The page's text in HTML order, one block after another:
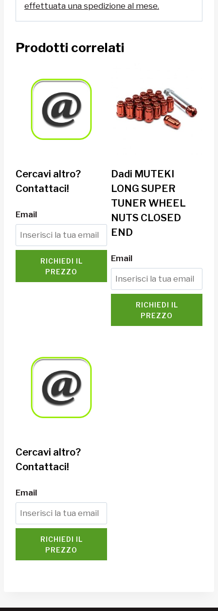
effettuata una spedizione al mese.
Prodotti correlati
Cercavi altro?
Contattaci!
Email
RICHIEDI IL
PREZZO
Dadi MUTEKI
LONG SUPER
TUNER WHEEL
NUTS CLOSED
END
Email
RICHIEDI IL
PREZZO
Cercavi altro?
Contattaci!
Email
RICHIEDI IL
PREZZO